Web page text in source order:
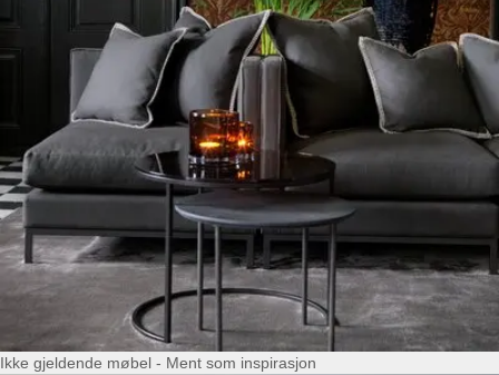
Ikke gjeldende møbel - Ment som inspirasjon